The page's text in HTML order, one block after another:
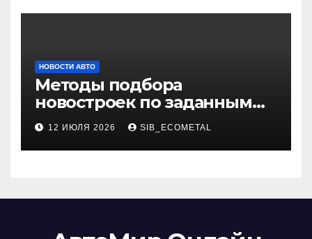
НОВОСТИ АВТО
Методы подбора
новостроек по заданным
критериям
12 ИЮЛЯ 2026 SIB_ECOMETAL